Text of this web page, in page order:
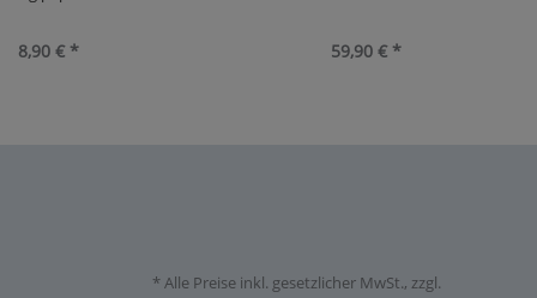
8,90 € * 59,90 € *
* Alle Preise inkl. gesetzlicher MwSt., zzgl.